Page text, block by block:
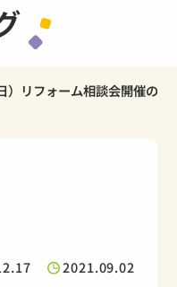
リフォーム相談会開催のお
2021.09.02